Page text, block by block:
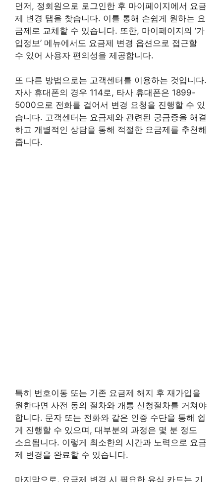
먼저, 정회원으로 로그인한 후 마이페이지에서 요금
제 변경 탭을 찾습니다. 이를 통해 손쉽게 원하는 요
금제로 교체할 수 있습니다. 또한, 마이페이지의 ‘가
입정보’ 메뉴에서도 요금제 변경 옵션으로 접근할
수 있어 사용자 편의성을 제공합니다.
또 다른 방법으로는 고객센터를 이용하는 것입니다.
자사 휴대폰의 경우 114로, 타사 휴대폰은 1899-
5000으로 전화를 걸어서 변경 요청을 진행할 수 있
습니다. 고객센터는 요금제와 관련된 궁금증을 해결
하고 개별적인 상담을 통해 적절한 요금제를 추천해
줍니다.
특히 번호이동 또는 기존 요금제 해지 후 재가입을
원한다면 사전 동의 절차와 개통 신청절차를 거쳐야
합니다. 문자 또는 전화와 같은 인증 수단을 통해 쉽
게 진행할 수 있으며, 대부분의 과정은 몇 분 정도
소요됩니다. 이렇게 최소한의 시간과 노력으로 요금
제 변경을 완료할 수 있습니다.
마지막으로, 요금제 변경 시 필요한 유심 카드는 기